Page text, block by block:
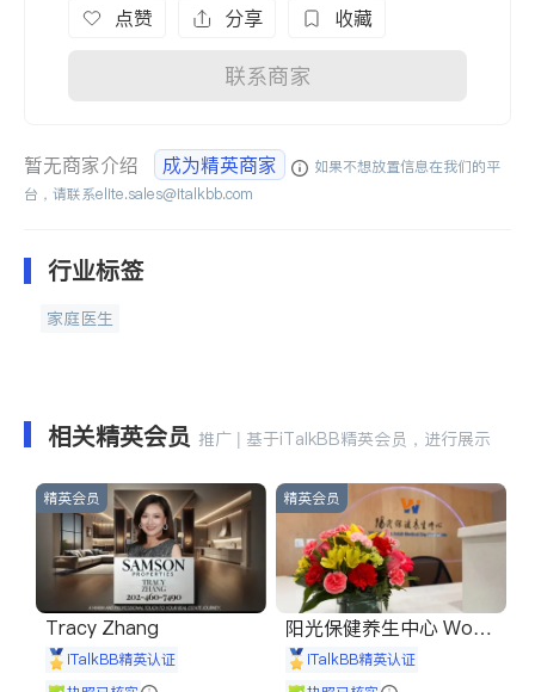
点赞 分享 收藏
联系商家
暂无商家介绍 成为精英商家
如果不想放置信息在我们的平
台，请联系elite.sales@italkbb.com
行业标签
家庭医生
相关精英会员 推广 | 基于iTalkBB精英会员，进行展示
精英会员
Tracy Zhang
iTalkBB精英认证
精英会员
阳光保健养生中心 World
shine
iTalkBB精英认证